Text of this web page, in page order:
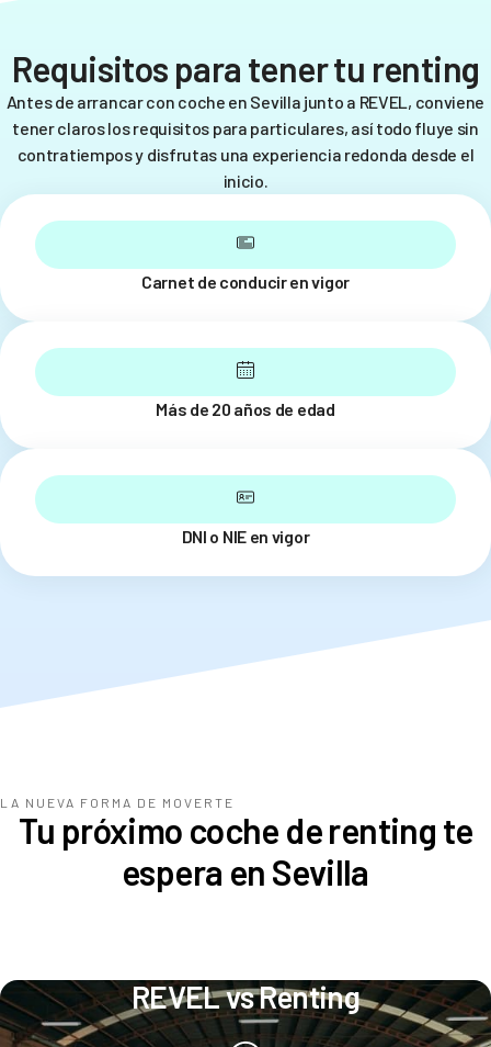
Requisitos para tener tu renting
Antes de arrancar con coche en Sevilla junto a REVEL, conviene
tener claros los requisitos para particulares, así todo fluye sin
contratiempos y disfrutas una experiencia redonda desde el
inicio.
Carnet de conducir en vigor
Más de 20 años de edad
DNI o NIE en vigor
LA NUEVA FORMA DE MOVERTE
Tu próximo coche de renting te
espera en Sevilla
REVEL vs Renting